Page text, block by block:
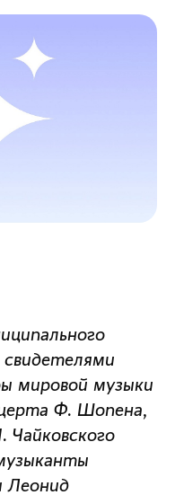
мировой музыки
Ф. Шопена,
Леонид